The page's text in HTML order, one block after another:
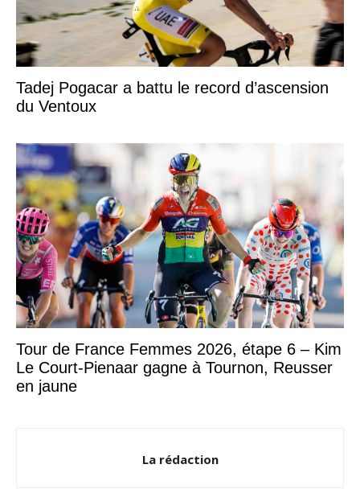
Tadej Pogacar a battu le record d’ascension
du Ventoux
Tour de France Femmes 2026, étape 6 – Kim
Le Court-Pienaar gagne à Tournon, Reusser
en jaune
La rédaction